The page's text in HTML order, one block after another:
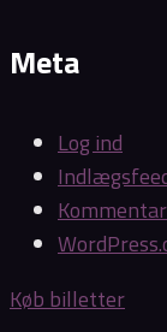
Meta
Log ind
Køb billetter